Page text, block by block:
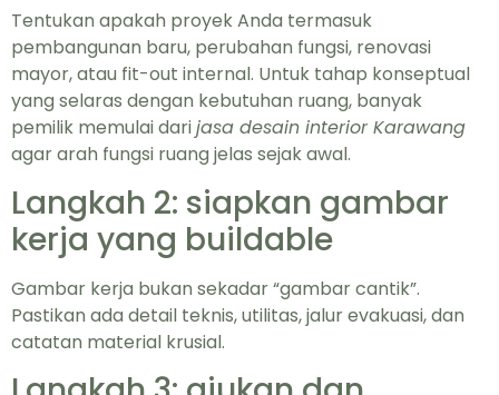
Tentukan apakah proyek Anda termasuk
pembangunan baru, perubahan fungsi, renovasi
mayor, atau fit-out internal. Untuk tahap konseptual
yang selaras dengan kebutuhan ruang, banyak
pemilik memulai darijasa desain interior Karawang
agar arah fungsi ruang jelas sejak awal.
Langkah 2: siapkan gambar
kerja yang buildable
Gambar kerja bukan sekadar “gambar cantik”.
Pastikan ada detail teknis, utilitas, jalur evakuasi, dan
catatan material krusial.